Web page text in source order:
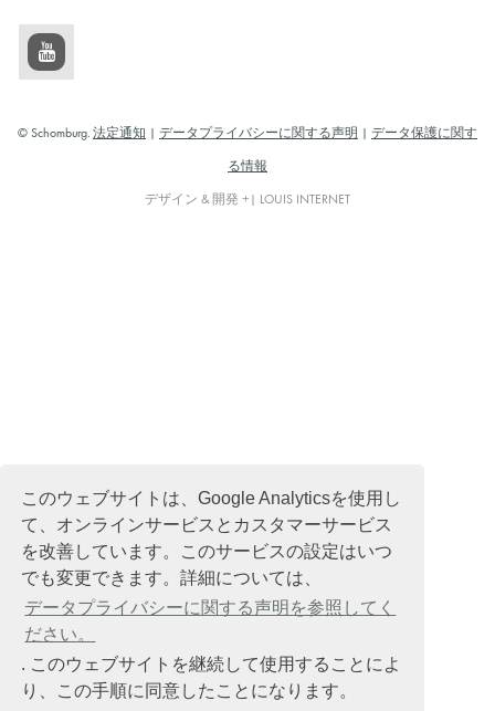
このウェブサイトは、Google Analyticsを使用し
て、オンラインサービスとカスタマーサービス
を改善しています。このサービスの設定はいつ
でも変更できます。詳細については、
データプライバシーに関する声明を参照してく
ださい。
. このウェブサイトを継続して使用することによ
り、この手順に同意したことになります。
© Schomburg. 法定通知 データプライバシーに関する声明 データ保護に関す
る情報
デザイン & 開発 +| LOUIS INTERNET